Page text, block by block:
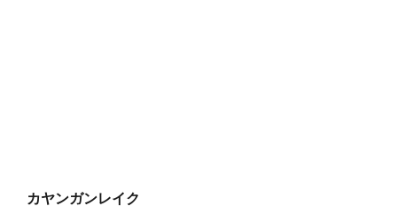
カヤンガンレイク